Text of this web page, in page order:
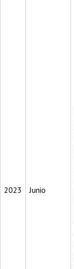
2023 Junio